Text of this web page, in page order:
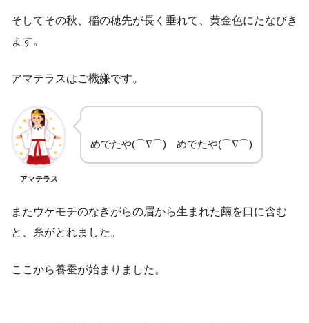
そしてその秋、稲の穂先が長く垂れて、黄金色にたなびき
ます。
アマテラスはご機嫌です。
アマテラス
めでたや(⌒∇⌒) めでたや(⌒∇⌒)
またウケモチのなきがらの眉から生まれた繭を口に含む
と、糸がとれました。
ここから養蚕が始まりました。